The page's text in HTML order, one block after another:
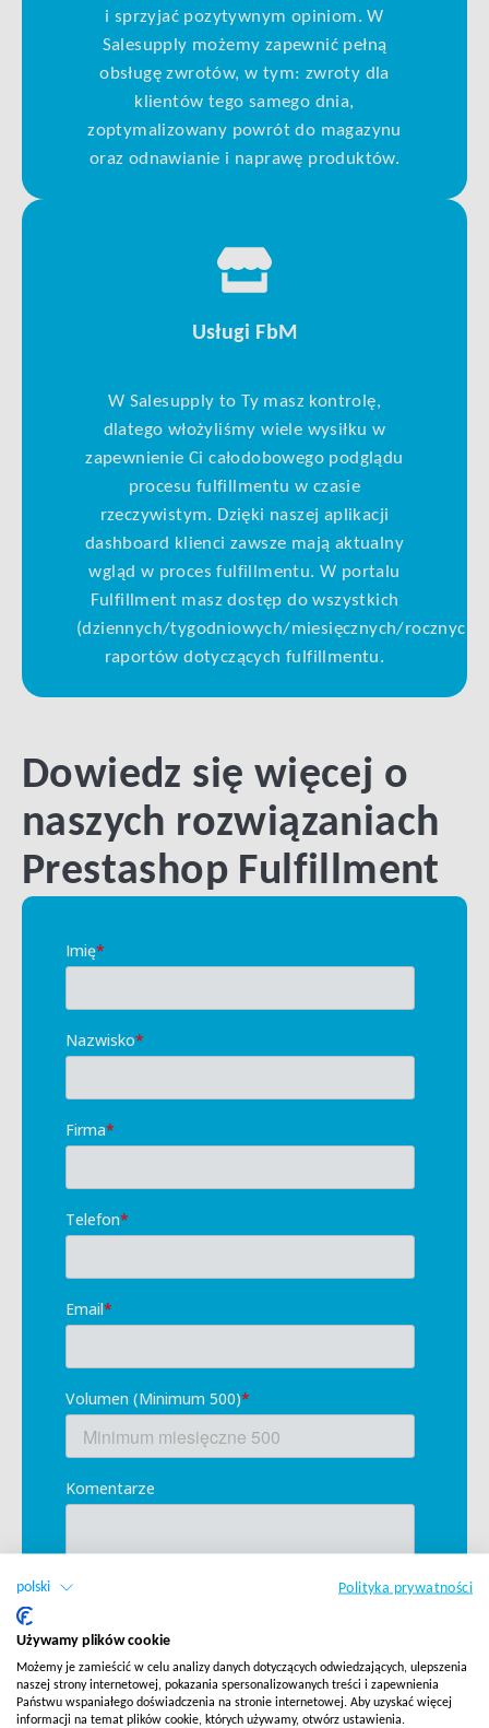
i sprzyjać pozytywnym opiniom. W
Salesupply możemy zapewnić pełną
obsługę zwrotów, w tym: zwroty dla
klientów tego samego dnia,
zoptymalizowany powrót do magazynu
oraz odnawianie i naprawę produktów.
Usługi FbM
W Salesupply to Ty masz kontrolę,
dlatego włożyliśmy wiele wysiłku w
zapewnienie Ci całodobowego podglądu
procesu fulfillmentu w czasie
rzeczywistym. Dzięki naszej aplikacji
dashboard klienci zawsze mają aktualny
wgląd w proces fulfillmentu. W portalu
Fulfillment masz dostęp do wszystkich
(dziennych/tygodniowych/miesięcznych/rocznych)
raportów dotyczących fulfillmentu.
Dowiedz się więcej o
naszych rozwiązaniach
Prestashop Fulfillment
polski Polityka prywatności
Używamy plików cookie
Możemy je zamieścić w celu analizy danych dotyczących odwiedzających, ulepszenia
naszej strony internetowej, pokazania spersonalizowanych treści i zapewnienia
Państwu wspaniałego doświadczenia na stronie internetowej. Aby uzyskać więcej
informacji na temat plików cookie, których używamy, otwórz ustawienia.